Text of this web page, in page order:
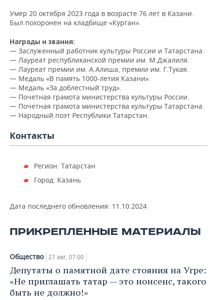
Умер 20 октября 2023 года в возрасте 76 лет в Казани.
Был похоронен на кладбище «Курган».
Награды и звания:
— Заслуженный работник культуры России и Татарстана.
— Лауреат республиканской премии им. М.Джалиля.
— Лауреат премии им. А.Алиша, премии им. Г.Тукая.
— Медаль «В память 1000-летия Казани».
— Медаль «За доблестный труд».
— Почетная грамота министерства культуры России.
— Почетная грамота министерства культуры Татарстана.
— Народный поэт Республики Татарстан.
Контакты
Регион: Татарстан
Город: Казань
Дата последнего обновления: 11.10.2024
ПРИКРЕПЛЕННЫЕ МАТЕРИАЛЫ
Общество 27 авг, 07:00
Депутаты о памятной дате стояния на Угре:
«Не приглашать татар — это нонсенс, такого
быть не должно!»